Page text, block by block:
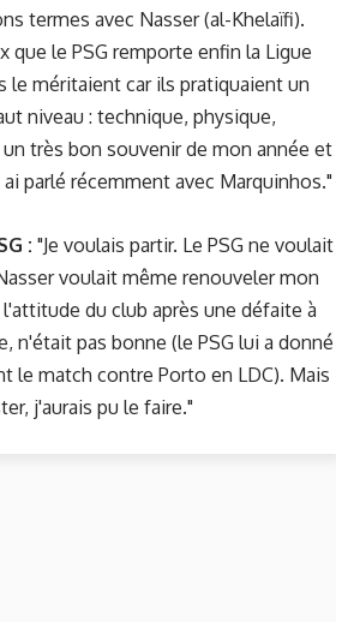
termes avec Nasser (al-Khelaïfi).
que le PSG remporte enfin la Ligue
le méritaient car ils pratiquaient un
niveau : technique, physique,
un très bon souvenir de mon année et
ai parlé récemment avec Marquinhos."
: "Je voulais partir. Le PSG ne voulait
voulait même renouveler mon
du club après une défaite à
n'était pas bonne (le PSG lui a donné
le match contre Porto en LDC). Mais
j'aurais pu le faire."